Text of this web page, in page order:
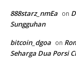
888starz_nmEa on
Sungguhan
bitcoin_dgoa on
Seharga Dua Porsi